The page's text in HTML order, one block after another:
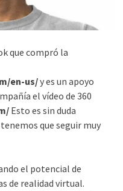
que compró la
en-us/y es un apoyo
el vídeo de 360
Esto es sin duda
que seguir muy
el potencial de
de realidad virtual.